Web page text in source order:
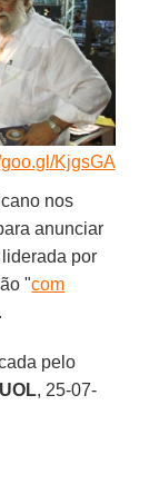
goo.gl/KjgsGA
nos
anunciar
por
"com
pelo
UOL, 25-07-